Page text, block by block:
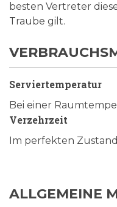
besten Vertreter
Traube gilt.
Serviertemperatur
Bei einer
Verzehrzeit
Im perfekten
ALLGEMEINE